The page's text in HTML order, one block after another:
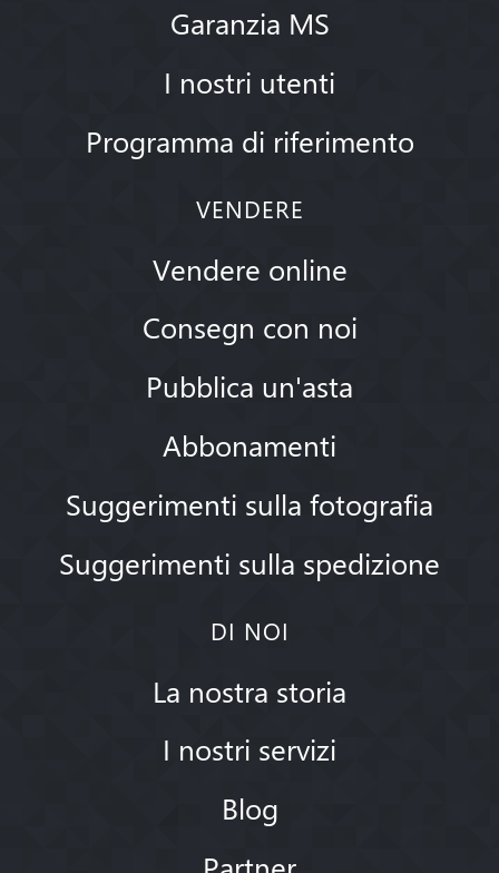
Garanzia MS
I nostri utenti
Programma di riferimento
VENDERE
Vendere online
Consegn con noi
Pubblica un'asta
Abbonamenti
Suggerimenti sulla fotografia
Suggerimenti sulla spedizione
DI NOI
La nostra storia
I nostri servizi
Blog